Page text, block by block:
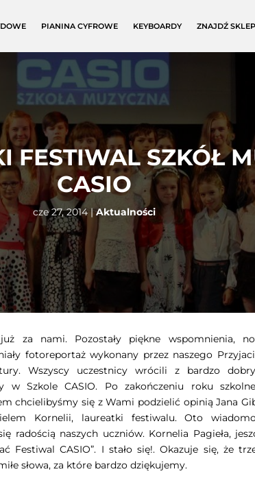
PIANINA CYFROWE KEYBOARDY ZNAJDŹ SKLEP
FESTIWAL SZKÓŁ
CASIO
cze 27, 2014|Aktualności
za nami. Pozostały piękne wspomnienia,
fotoreportaż wykonany przez naszego
Wszyscy uczestnicy wrócili z bardzo
w Szkole CASIO. Po zakończeniu roku
chcielibyśmy się z Wami podzielić opinią Jana
Kornelii, laureatki festiwalu. Oto
radością naszych uczniów. Kornelia Pagieła,
Festiwal CASIO”. I stało się!. Okazuje się, że
słowa, za które bardzo dziękujemy.